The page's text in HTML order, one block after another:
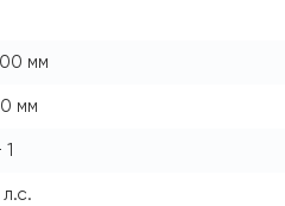
мм
мм
1